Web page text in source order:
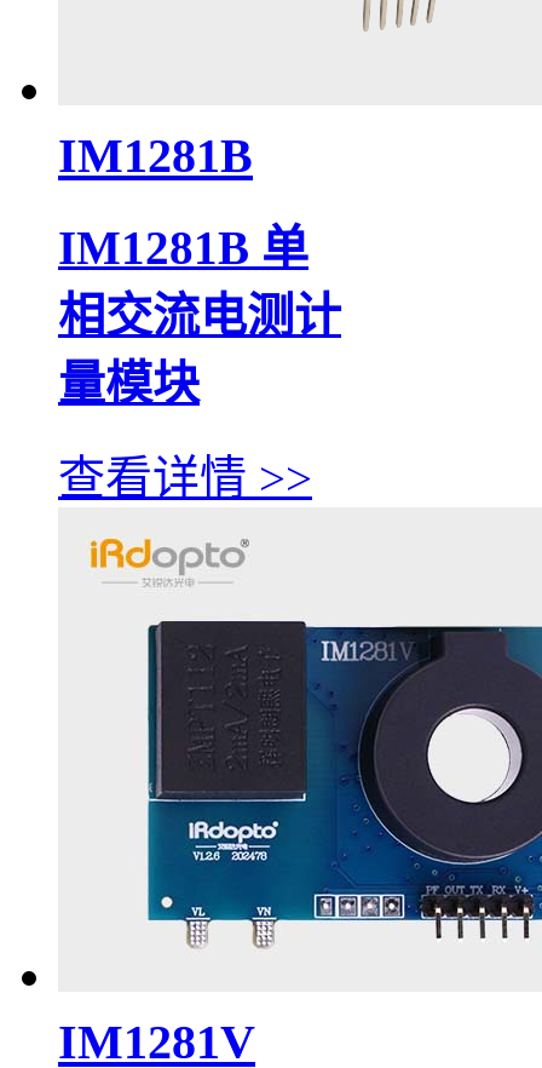
IM1281B
IM1281B 单
相交流电测计
量模块
查看详情 >>
IM1281V